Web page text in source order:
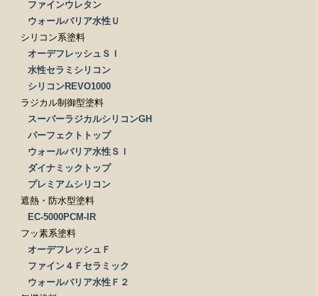
ファインウレタン
ウォールバリア水性Ｕ
シリコン系塗料
オーデフレッシュＳＩ
水性セラミシリコン
シリコンREVO1000
ラジカル制御型塗料
スーパーラジカルシリコンGH
パーフェクトトップ
ウォールバリア水性ＳＩ
ダイナミックトップ
プレミアムシリコン
遮熱・防水型塗料
EC-5000PCM-IR
フッ素系塗料
オーデフレッシュＦ
ファイン４Ｆセラミック
ウォールバリア水性Ｆ２